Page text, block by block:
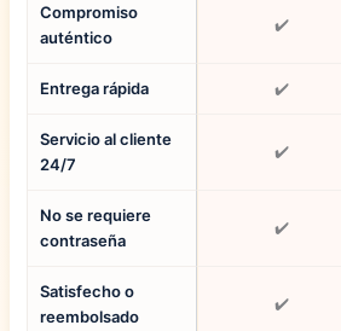
Compromiso
auténtico
✔️
Entrega rápida ✔️
Servicio al cliente
24/7
✔️
No se requiere
contraseña
✔️
Satisfecho o
reembolsado
✔️